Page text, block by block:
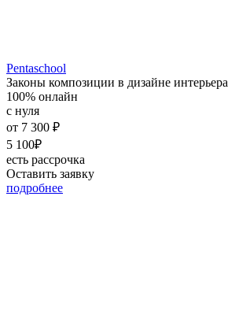
Pentaschool
Законы композиции в дизайне интерьера
100% онлайн
с нуля
от 7 300 ₽
5 100₽
есть рассрочка
Оставить заявку
подробнее